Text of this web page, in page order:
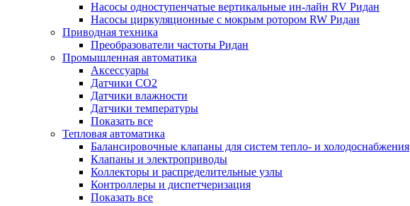
Насосы одноступенчатые вертикальные ин-лайн RV Ридан
Насосы циркуляционные с мокрым ротором RW Ридан
Приводная техника
Преобразователи частоты Ридан
Промышленная автоматика
Аксессуары
Датчики CO2
Датчики влажности
Датчики температуры
Показать все
Тепловая автоматика
Балансировочные клапаны для систем тепло- и холодоснабжения
Клапаны и электроприводы
Коллекторы и распределительные узлы
Контроллеры и диспетчеризация
Показать все